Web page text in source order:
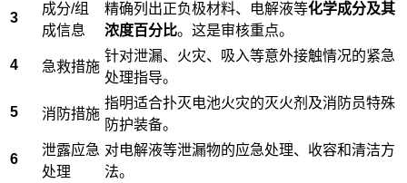
3
成分/组
成信息
精确列出正负极材料、电解液等化学成分及其
浓度百分比。这是审核重点。
4 急救措施
针对泄漏、火灾、吸入等意外接触情况的紧急
处理指导。
5 消防措施
指明适合扑灭电池火灾的灭火剂及消防员特殊
防护装备。
6
泄露应急
处理
对电解液等泄漏物的应急处理、收容和清洁方
法。